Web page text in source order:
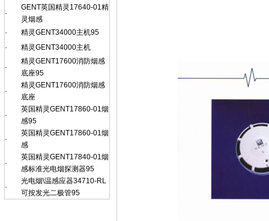
·
GENT英国精灵17640-01精
灵烟感
·
精灵GENT34000主机95
·
精灵GENT34000主机
·
精灵GENT17600消防烟感
底座95
·
精灵GENT17600消防烟感
底座
·
英国精灵GENT17860-01烟
感95
·
英国精灵GENT17860-01烟
感
·
英国精灵GENT17840-01烟
感标准光电烟探测器95
·
光电烟\温感应器34710-RL
可按发光二极管95